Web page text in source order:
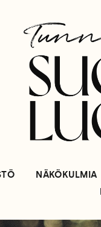
NÄKÖKULMIA